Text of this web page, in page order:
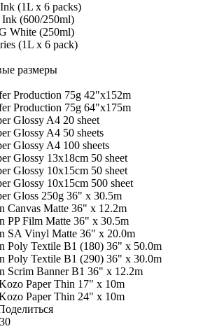
(1L x 6 packs)
(600/250ml)
White (250ml)
(1L x 6 pack)
размеры
Production 75g 42"x152m
Production 75g 64"x175m
Glossy A4 20 sheet
Glossy A4 50 sheets
Glossy A4 100 sheets
Glossy 13x18cm 50 sheet
Glossy 10x15cm 50 sheet
Glossy 10x15cm 500 sheet
Gloss 250g 36" x 30.5m
Canvas Matte 36" x 12.2m
PP Film Matte 36" x 30.5m
SA Vinyl Matte 36" x 20.0m
Poly Textile B1 (180) 36" x 50.0m
Poly Textile B1 (290) 36" x 30.0m
Scrim Banner B1 36" x 12.2m
Paper Thin 17" x 10m
Paper Thin 24" x 10m